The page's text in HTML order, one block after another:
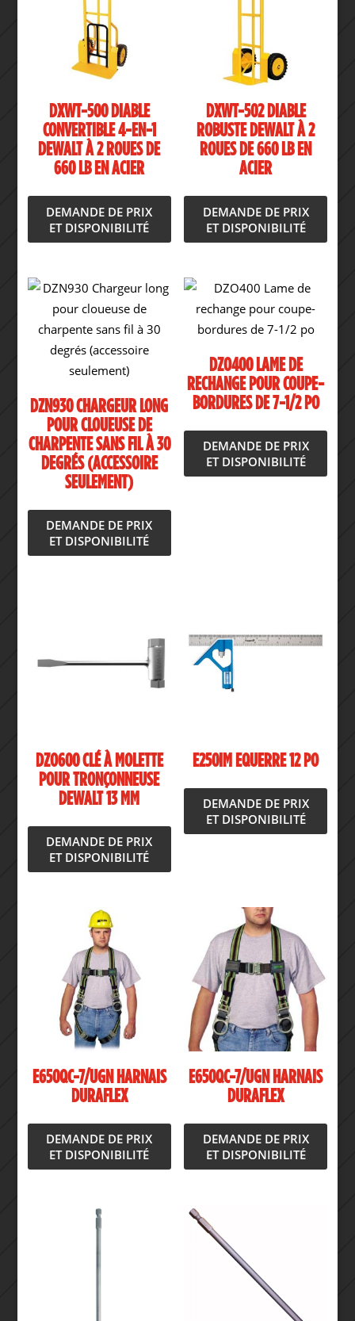
DXWT-500 DIABLE
CONVERTIBLE 4-EN-1
DEWALT À 2 ROUES DE
660 LB EN ACIER
DEMANDE DE PRIX
ET DISPONIBILITÉ
DXWT-502 DIABLE
ROBUSTE DEWALT À 2
ROUES DE 660 LB EN
ACIER
DEMANDE DE PRIX
ET DISPONIBILITÉ
DZN930 CHARGEUR LONG
POUR CLOUEUSE DE
CHARPENTE SANS FIL À 30
DEGRÉS (ACCESSOIRE
SEULEMENT)
DEMANDE DE PRIX
ET DISPONIBILITÉ
DZO400 LAME DE
RECHANGE POUR COUPE-
BORDURES DE 7-1/2 PO
DEMANDE DE PRIX
ET DISPONIBILITÉ
DZO600 CLÉ À MOLETTE
POUR TRONÇONNEUSE
DEWALT 13 MM
DEMANDE DE PRIX
ET DISPONIBILITÉ
E250IM EQUERRE 12 PO
DEMANDE DE PRIX
ET DISPONIBILITÉ
E650QC-7/UGN HARNAIS
DURAFLEX
DEMANDE DE PRIX
ET DISPONIBILITÉ
E650QC-7/UGN HARNAIS
DURAFLEX
DEMANDE DE PRIX
ET DISPONIBILITÉ